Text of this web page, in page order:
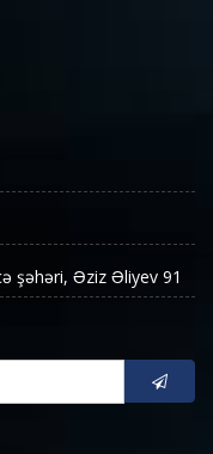
şəhəri, Əziz Əliyev 91